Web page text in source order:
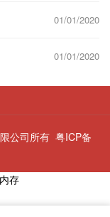
01/01/2020
01/01/2020
公司所有 粤ICP备
存